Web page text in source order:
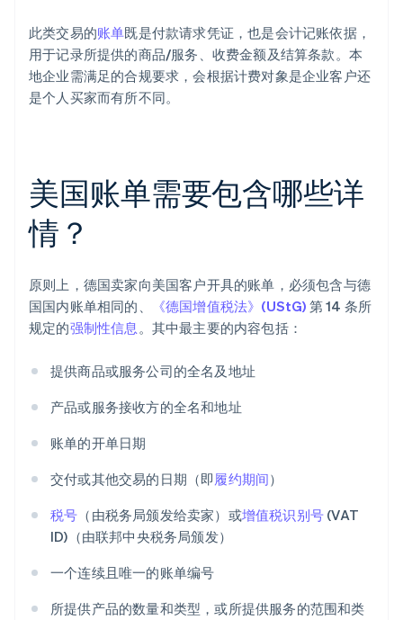
此类交易的账单既是付款请求凭证，也是会计记账依据，
用于记录所提供的商品/服务、收费金额及结算条款。本
地企业需满足的合规要求，会根据计费对象是企业客户还
是个人买家而有所不同。
美国账单需要包含哪些详
情？
原则上，德国卖家向美国客户开具的账单，必须包含与德
国国内账单相同的、
《德国增值税法》(UStG) 第 14 条所
规定的强制性信息。其中最主要的内容包括：
提供商品或服务公司的全名及地址
产品或服务接收方的全名和地址
账单的开单日期
交付或其他交易的日期（即履约期间）
税号 （由税务局颁发给卖家）或增值税识别号 (VAT
ID)（由联邦中央税务局颁发）
一个连续且唯一的账单编号
所提供产品的数量和类型，或所提供服务的范围和类